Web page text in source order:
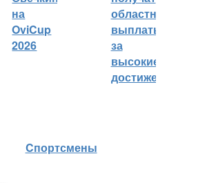
на
OviCup
2026
областные
выплаты
за
высокие
достижения
Cпортсмены